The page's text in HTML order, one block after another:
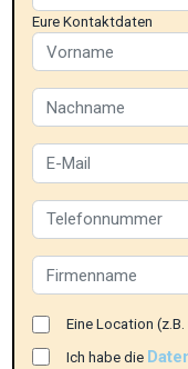
Eure Kontaktdaten
Eine Location
Ich habe die